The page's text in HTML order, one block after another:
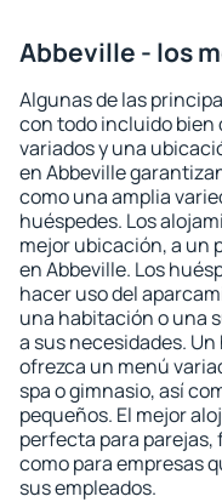
Abbeville - los
Algunas de las
con todo incluido bien
variados y una
en Abbeville
como una amplia
huéspedes. Los
mejor ubicación, a un
en Abbeville. Los
hacer uso del
una habitación o una
a sus necesidades.
ofrezca un menú
spa o gimnasio, así
pequeños. El mejor
perfecta para parejas,
como para empresas
sus empleados.